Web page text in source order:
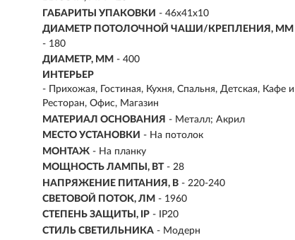
ГАБАРИТЫ УПАКОВКИ - 46х41х10
ДИАМЕТР ПОТОЛОЧНОЙ ЧАШИ/КРЕПЛЕНИЯ, ММ
- 180
ДИАМЕТР, ММ - 400
ИНТЕРЬЕР
- Прихожая, Гостиная, Кухня, Спальня, Детская, Кафе и
Ресторан, Офис, Магазин
МАТЕРИАЛ ОСНОВАНИЯ - Металл; Акрил
МЕСТО УСТАНОВКИ - На потолок
МОНТАЖ - На планку
МОЩНОСТЬ ЛАМПЫ, ВТ - 28
НАПРЯЖЕНИЕ ПИТАНИЯ, В - 220-240
СВЕТОВОЙ ПОТОК, ЛМ - 1960
СТЕПЕНЬ ЗАЩИТЫ, IP - IP20
СТИЛЬ СВЕТИЛЬНИКА - Модерн